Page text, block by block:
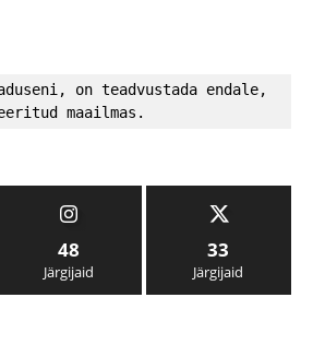
on teadvustada endale,
maailmas.
48
Järgijaid
33
Järgijaid